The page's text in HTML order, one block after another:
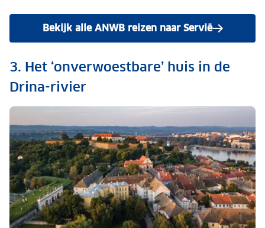
Bekijk alle ANWB reizen naar Servië
3. Het ‘onverwoestbare’ huis in de
Drina-rivier